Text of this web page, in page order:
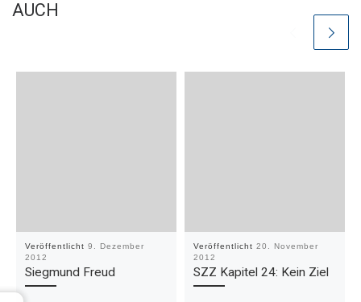
AUCH
Veröffentlicht9. Dezember
2012
Siegmund Freud
Veröffentlicht20. November
2012
SZZ Kapitel 24: Kein Ziel